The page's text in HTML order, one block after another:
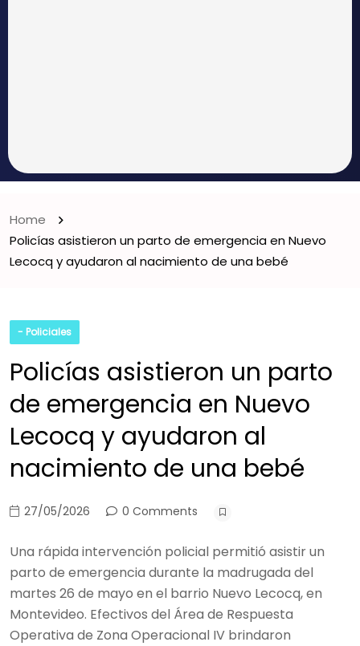
Home
Policías asistieron un parto de emergencia en Nuevo
Lecocq y ayudaron al nacimiento de una bebé
- Policiales
Policías asistieron un parto
de emergencia en Nuevo
Lecocq y ayudaron al
nacimiento de una bebé
27/05/2026 0 Comments
Una rápida intervención policial permitió asistir un
parto de emergencia durante la madrugada del
martes 26 de mayo en el barrio Nuevo Lecocq, en
Montevideo. Efectivos del Área de Respuesta
Operativa de Zona Operacional IV brindaron